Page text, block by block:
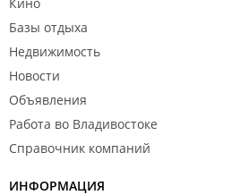
Базы отдыха
Недвижимость
Новости
Объявления
Работа во Владивостоке
Справочник компаний
ИНФОРМАЦИЯ